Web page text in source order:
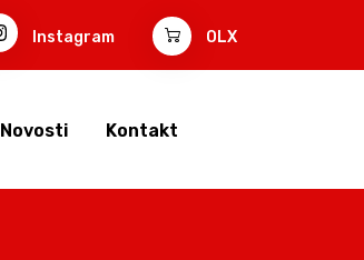
Instagram OLX
Novosti Kontakt